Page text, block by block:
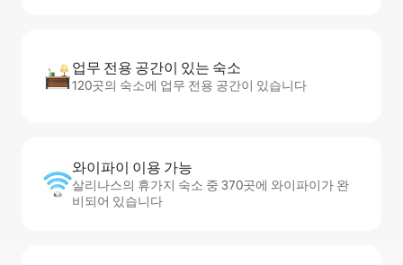
업무 전용 공간이 있는 숙소
120곳의 숙소에 업무 전용 공간이 있습니다
와이파이 이용 가능
살리나스의 휴가지 숙소 중 370곳에 와이파이가 완
비되어 있습니다